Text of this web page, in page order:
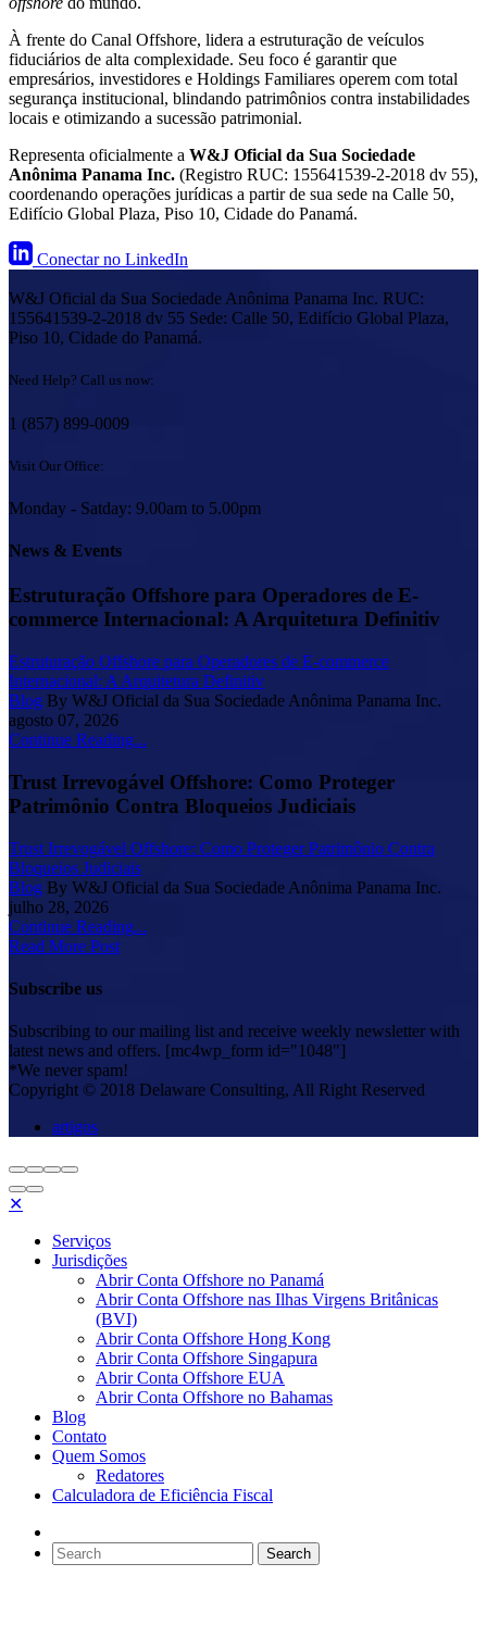
À frente do Canal Offshore, lidera a estruturação de veículos
fiduciários de alta complexidade. Seu foco é garantir que
empresários, investidores e Holdings Familiares operem com total
segurança institucional, blindando patrimônios contra instabilidades
locais e otimizando a sucessão patrimonial.
Representa oficialmente a W&J Oficial da Sua Sociedade
Anônima Panama Inc. (Registro RUC: 155641539-2-2018 dv 55),
coordenando operações jurídicas a partir de sua sede na Calle 50,
Edifício Global Plaza, Piso 10, Cidade do Panamá.
Conectar no LinkedIn
W&J Oficial da Sua Sociedade Anônima Panama Inc. RUC:
155641539-2-2018 dv 55 Sede: Calle 50, Edifício Global Plaza,
Piso 10, Cidade do Panamá.
Need Help? Call us now:
1 (857) 899-0009
Visit Our Office:
Monday - Satday: 9.00am to 5.00pm
News & Events
Estruturação Offshore para Operadores de E-
commerce Internacional: A Arquitetura Definitiv
Estruturação Offshore para Operadores de E-commerce
Internacional: A Arquitetura Definitiv
Blog By W&J Oficial da Sua Sociedade Anônima Panama Inc.
agosto 07, 2026
Continue Reading...
Trust Irrevogável Offshore: Como Proteger
Patrimônio Contra Bloqueios Judiciais
Trust Irrevogável Offshore: Como Proteger Patrimônio Contra
Bloqueios Judiciais
Blog By W&J Oficial da Sua Sociedade Anônima Panama Inc.
julho 28, 2026
Continue Reading...
Read More Post
Subscribe us
Subscribing to our mailing list and receive weekly newsletter with
latest news and offers. [mc4wp_form id="1048"]
*We never spam!
Copyright © 2018 Delaware Consulting, All Right Reserved
artigos
✕
Serviços
Jurisdições
Abrir Conta Offshore no Panamá
Abrir Conta Offshore nas Ilhas Virgens Britânicas
(BVI)
Abrir Conta Offshore Hong Kong
Abrir Conta Offshore Singapura
Abrir Conta Offshore EUA
Abrir Conta Offshore no Bahamas
Blog
Contato
Quem Somos
Redatores
Calculadora de Eficiência Fiscal